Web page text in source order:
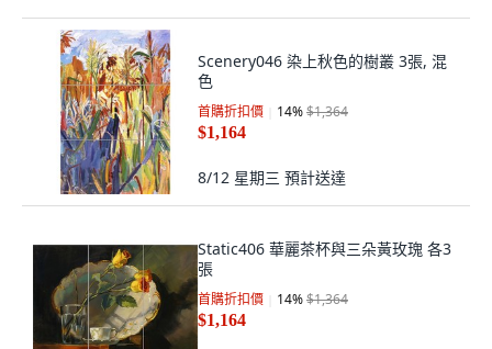
Scenery046 染上秋色的樹叢 3張, 混
色
首購折扣價 14%$1,364
$1,164
8/12 星期三 預計送達
Static406 華麗茶杯與三朵黃玫瑰 各3
張
首購折扣價 14%$1,364
$1,164